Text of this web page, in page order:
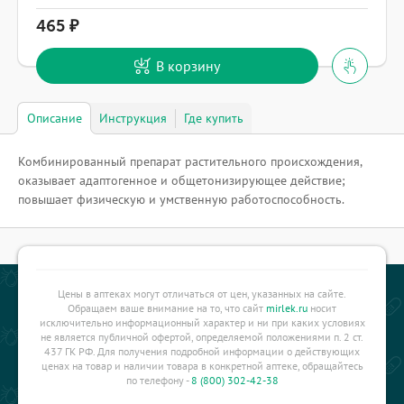
465
В корзину
Описание Инструкция Где купить
Комбинированный препарат растительного происхождения,
оказывает адаптогенное и общетонизирующее действие;
повышает физическую и умственную работоспособность.
Цены в аптеках могут отличаться от цен, указанных на сайте.
Обращаем ваше внимание на то, что сайт mirlek.ru носит
исключительно информационный характер и ни при каких условиях
не является публичной офертой, определяемой положениями п. 2 ст.
437 ГК РФ. Для получения подробной информации о действующих
ценах на товар и наличии товара в конкретной аптеке, обращайтесь
по телефону -8 (800) 302-42-38